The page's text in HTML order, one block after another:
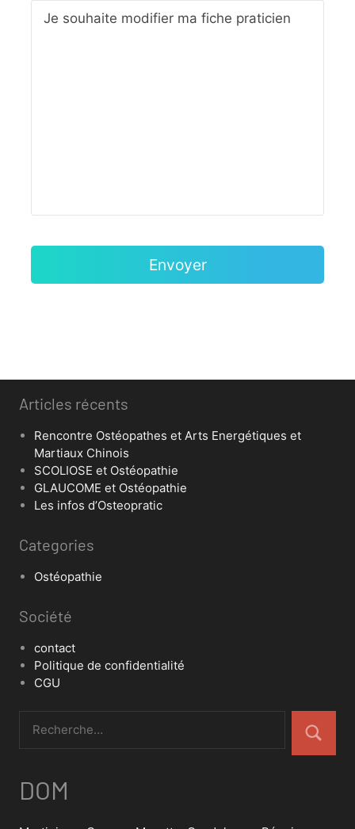
Articles récents
Rencontre Ostéopathes et Arts Energétiques et
Martiaux Chinois
SCOLIOSE et Ostéopathie
GLAUCOME et Ostéopathie
Les infos d’Osteopratic
Categories
Ostéopathie
Société
contact
Politique de confidentialité
CGU
DOM